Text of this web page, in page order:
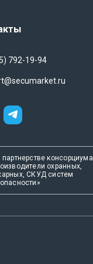
а также
792-19-94
партнерстве консорциума
охранных,
СКУД систем